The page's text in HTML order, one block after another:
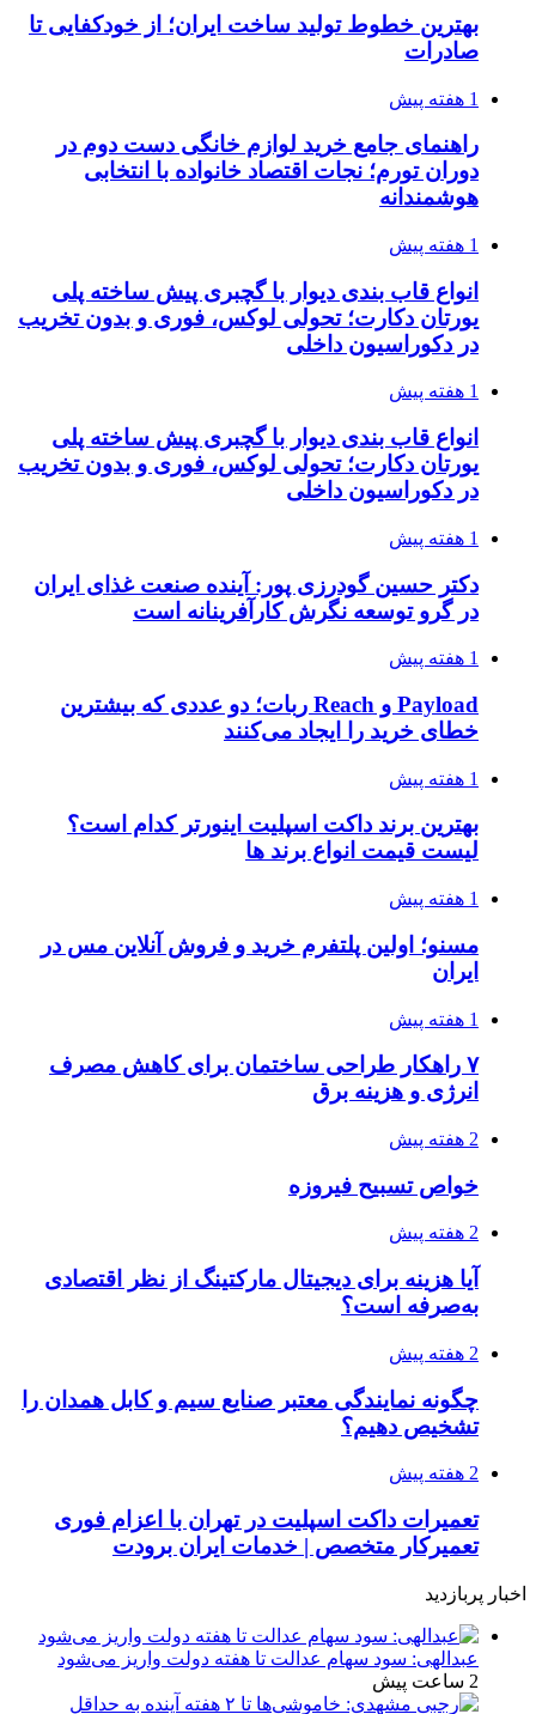
بهترین خطوط تولید ساخت ایران؛ از خودکفایی تا
صادرات
1 هفته پیش
راهنمای جامع خرید لوازم خانگی دست دوم در
دوران تورم؛ نجات اقتصاد خانواده با انتخابی
هوشمندانه
1 هفته پیش
انواع قاب بندی دیوار با گچبری پیش ساخته پلی
یورتان دکارت؛ تحولی لوکس، فوری و بدون تخریب
در دکوراسیون داخلی
1 هفته پیش
انواع قاب بندی دیوار با گچبری پیش ساخته پلی
یورتان دکارت؛ تحولی لوکس، فوری و بدون تخریب
در دکوراسیون داخلی
1 هفته پیش
دکتر حسین گودرزی پور: آینده صنعت غذای ایران
در گرو توسعه نگرش کارآفرینانه است
1 هفته پیش
Payload و Reach ربات؛ دو عددی که بیشترین
خطای خرید را ایجاد می‌کنند
1 هفته پیش
بهترین برند داکت اسپلیت اینورتر کدام است؟
لیست قیمت انواع برند ها
1 هفته پیش
مسنو؛ اولین پلتفرم خرید و فروش آنلاین مس در
ایران
1 هفته پیش
۷ راهکار طراحی ساختمان برای کاهش مصرف
انرژی و هزینه برق
2 هفته پیش
خواص تسبیح فیروزه
2 هفته پیش
آیا هزینه برای دیجیتال مارکتینگ از نظر اقتصادی
به‌صرفه است؟
2 هفته پیش
چگونه نمایندگی معتبر صنایع سیم و کابل همدان را
تشخیص دهیم؟
2 هفته پیش
تعمیرات داکت اسپلیت در تهران با اعزام فوری
تعمیرکار متخصص | خدمات ایران برودت
اخبار پربازدید
عبدالهی: سود سهام عدالت تا هفته دولت واریز می‌شود
2 ساعت پیش